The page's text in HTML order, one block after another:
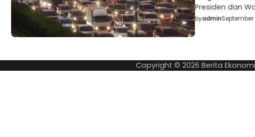
Presiden dan
byadminSeptember
Copyright © 2026 Berita